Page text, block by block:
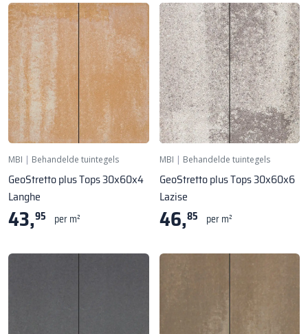
MBI | Behandelde tuintegels
GeoStretto plus Tops 30x60x4
Langhe
43,95 per m²
MBI | Behandelde tuintegels
GeoStretto plus Tops 30x60x6
Lazise
46,85 per m²